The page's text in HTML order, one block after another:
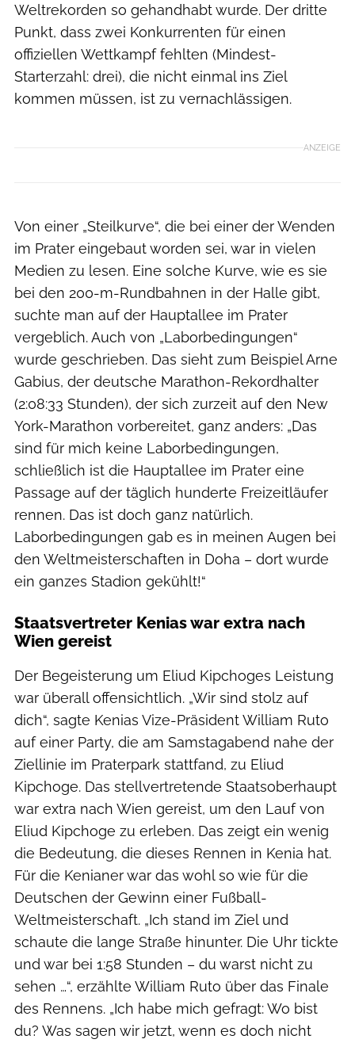
Weltrekorden so gehandhabt wurde. Der dritte
Punkt, dass zwei Konkurrenten für einen
offiziellen Wettkampf fehlten (Mindest-
Starterzahl: drei), die nicht einmal ins Ziel
kommen müssen, ist zu vernachlässigen.
ANZEIGE
Von einer „Steilkurve“, die bei einer der Wenden
im Prater eingebaut worden sei, war in vielen
Medien zu lesen. Eine solche Kurve, wie es sie
bei den 200-m-Rundbahnen in der Halle gibt,
suchte man auf der Hauptallee im Prater
vergeblich. Auch von „Laborbedingungen“
wurde geschrieben. Das sieht zum Beispiel Arne
Gabius, der deutsche Marathon-Rekordhalter
(2:08:33 Stunden), der sich zurzeit auf den New
York-Marathon vorbereitet, ganz anders: „Das
sind für mich keine Laborbedingungen,
schließlich ist die Hauptallee im Prater eine
Passage auf der täglich hunderte Freizeitläufer
rennen. Das ist doch ganz natürlich.
Laborbedingungen gab es in meinen Augen bei
den Weltmeisterschaften in Doha – dort wurde
ein ganzes Stadion gekühlt!“
Staatsvertreter Kenias war extra nach
Wien gereist
Der Begeisterung um Eliud Kipchoges Leistung
war überall offensichtlich. „Wir sind stolz auf
dich“, sagte Kenias Vize-Präsident William Ruto
auf einer Party, die am Samstagabend nahe der
Ziellinie im Praterpark stattfand, zu Eliud
Kipchoge. Das stellvertretende Staatsoberhaupt
war extra nach Wien gereist, um den Lauf von
Eliud Kipchoge zu erleben. Das zeigt ein wenig
die Bedeutung, die dieses Rennen in Kenia hat.
Für die Kenianer war das wohl so wie für die
Deutschen der Gewinn einer Fußball-
Weltmeisterschaft. „Ich stand im Ziel und
schaute die lange Straße hinunter. Die Uhr tickte
und war bei 1:58 Stunden – du warst nicht zu
sehen …“, erzählte William Ruto über das Finale
des Rennens. „Ich habe mich gefragt: Wo bist
du? Was sagen wir jetzt, wenn es doch nicht